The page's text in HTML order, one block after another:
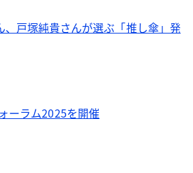
、戸塚純貴さんが選ぶ「推し傘」発
ーラム2025を開催